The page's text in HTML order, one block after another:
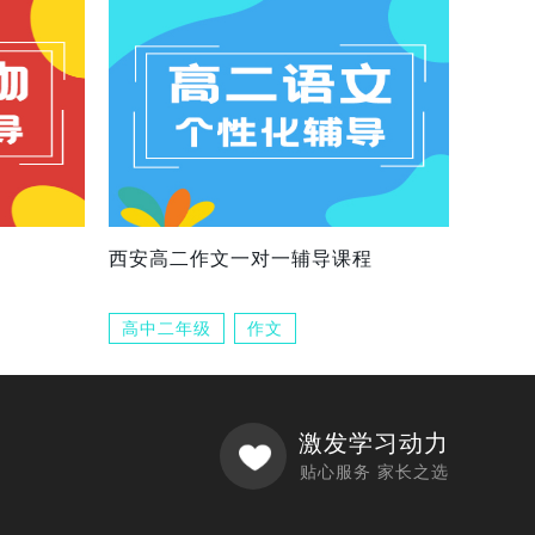
西安高二作文一对一辅导课程
高中二年级 作文
激发学习动力
贴心服务 家长之选